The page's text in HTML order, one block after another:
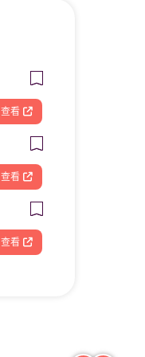
查看
查看
查看